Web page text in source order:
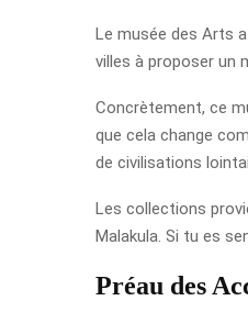
Le musée des Arts
villes à proposer un
Concrètement, ce
que cela change
de civilisations
Les collections
Malakula. Si tu es
Préau des